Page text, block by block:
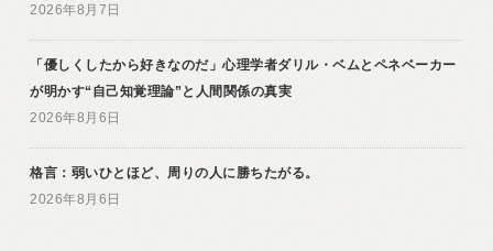
2026年8月7日
「優しくしたから好きなのだ」心理学者ダリル・ベムとペネベーカー
が明かす“自己知覚理論”と人間関係の真実
2026年8月6日
格言：弱いひとほど、周りの人に勝ちたがる。
2026年8月6日